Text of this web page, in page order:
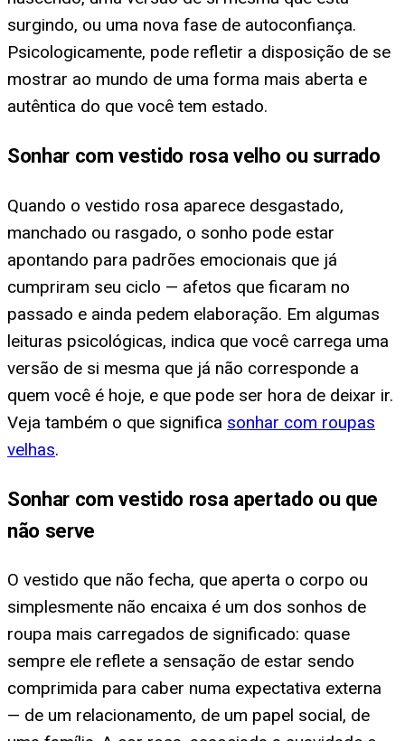
surgindo, ou uma nova fase de autoconfiança.
Psicologicamente, pode refletir a disposição de se
mostrar ao mundo de uma forma mais aberta e
autêntica do que você tem estado.
Sonhar com vestido rosa velho ou surrado
Quando o vestido rosa aparece desgastado,
manchado ou rasgado, o sonho pode estar
apontando para padrões emocionais que já
cumpriram seu ciclo — afetos que ficaram no
passado e ainda pedem elaboração. Em algumas
leituras psicológicas, indica que você carrega uma
versão de si mesma que já não corresponde a
quem você é hoje, e que pode ser hora de deixar ir.
Veja também o que significa sonhar com roupas
velhas.
Sonhar com vestido rosa apertado ou que
não serve
O vestido que não fecha, que aperta o corpo ou
simplesmente não encaixa é um dos sonhos de
roupa mais carregados de significado: quase
sempre ele reflete a sensação de estar sendo
comprimida para caber numa expectativa externa
— de um relacionamento, de um papel social, de